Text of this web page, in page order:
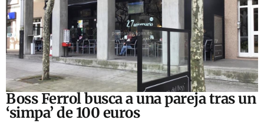
Boss Ferrol busca a una pareja tras un
‘simpa’ de 100 euros